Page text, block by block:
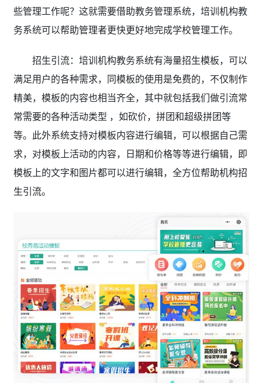
些管理工作呢？这就需要借助教务管理系统，培训机构教
务系统可以帮助管理者更快更好地完成学校管理工作。
招生引流：培训机构教务系统有海量招生模板，可以
满足用户的各种需求，同模板的使用是免费的，不仅制作
精美，模板的内容也相当齐全，其中就包括我们做引流常
常需要的各种活动类型 ，如砍价，拼团和超级拼团等
等。此外系统支持对模板内容进行编辑，可以根据自己需
求，对模板上活动的内容，日期和价格等等进行编辑，即
模板上的文字和图片都可以进行编辑，全方位帮助机构招
生引流。